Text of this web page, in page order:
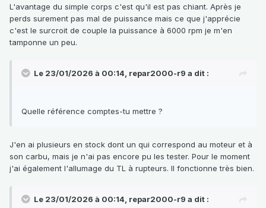
L'avantage du simple corps c'est qu'il est pas chiant. Après je
perds surement pas mal de puissance mais ce que j'apprécie
c'est le surcroit de couple la puissance à 6000 rpm je m'en
tamponne un peu.
Le 23/01/2026 à 00:14, repar2000-r9 a dit :
Quelle référence comptes-tu mettre ?
J'en ai plusieurs en stock dont un qui correspond au moteur et à
son carbu, mais je n'ai pas encore pu les tester. Pour le moment
j'ai également l'allumage du TL à rupteurs. Il fonctionne très bien.
Le 23/01/2026 à 00:14, repar2000-r9 a dit :